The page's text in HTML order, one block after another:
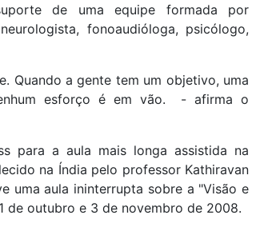
de uma equipe formada por
fonoaudióloga, psicólogo,
Quando a gente tem um objetivo, uma
esforço é em vão. - afirma o
para a aula mais longa assistida na
na Índia pelo professor Kathiravan
uma aula ininterrupta sobre a "Visão e
de outubro e 3 de novembro de 2008.